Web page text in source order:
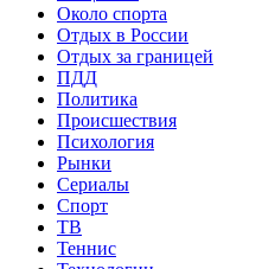
Около спорта
Отдых в России
Отдых за границей
ПДД
Политика
Происшествия
Психология
Рынки
Сериалы
Спорт
ТВ
Теннис